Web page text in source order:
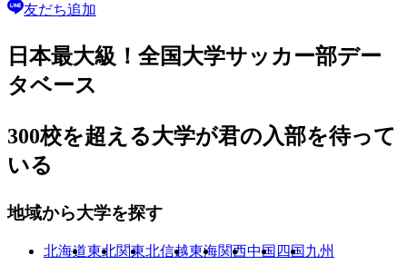
友だち追加
日本最大級！ 全国大学サッカー部デー
タベース
300校を超える大学が君の入部を待って
いる
地域から大学を探す
北海道東北関東北信越東海関西中国 四国九州